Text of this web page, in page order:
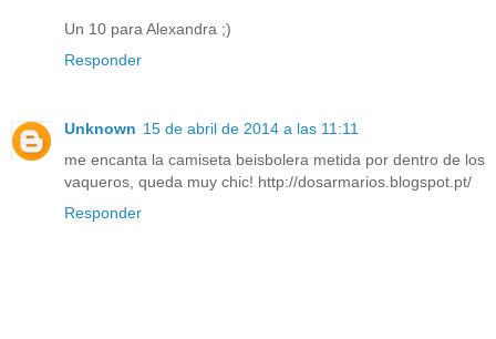
Un 10 para Alexandra ;)
Responder
Unknown 15 de abril de 2014 a las 11:11
me encanta la camiseta beisbolera metida por dentro de los
vaqueros, queda muy chic! http://dosarmarios.blogspot.pt/
Responder